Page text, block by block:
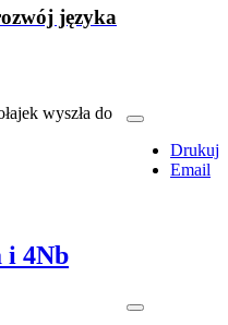
języka
Drukuj
Email
wyszła do
i 4Nb